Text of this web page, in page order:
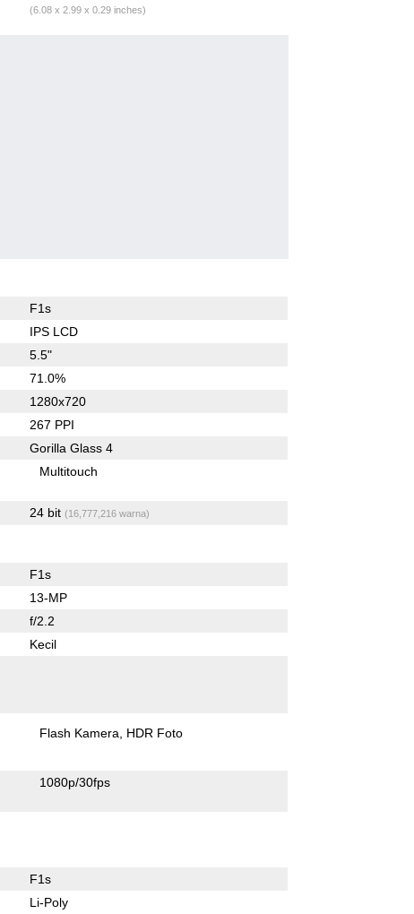
(6.08 x 2.99 x 0.29 inches)
F1s
IPS LCD
5.5"
71.0%
1280x720
267 PPI
Gorilla Glass 4
Multitouch
24 bit (16,777,216 warna)
F1s
13-MP
f/2.2
Kecil
Flash Kamera HDR Foto
1080p/30fps
F1s
Li-Poly